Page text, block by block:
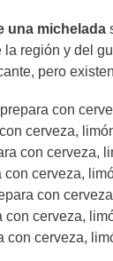
una michelada
región y del
pero
con
cerveza,
con cerveza,
con cerveza,
con
con cerveza,
con cerveza,